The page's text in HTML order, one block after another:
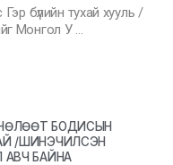
бүлийн тухай хууль /
Монгол У …
БОДИСЫН
/ШИНЭЧИЛСЭН
АВЧ БАЙНА